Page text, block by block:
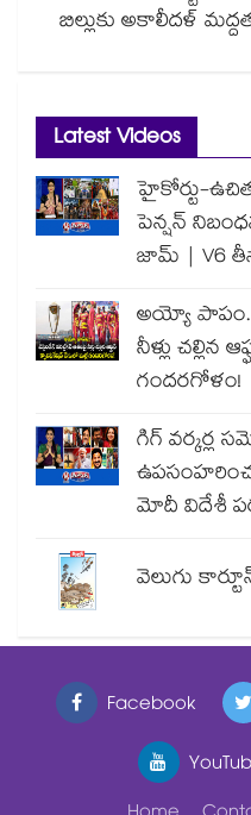
బిల్లుకు అకాలీదళ్
Latest Videos
హైకోర్టు-
పెన్షన్
జామ్ | V6
అయ్యో పాపం..
నీళ్లు చల్లిన
గందరగోళం!
గిగ్ వర్కర్ల
మోదీ విదేశీ
వెలుగు
Facebook